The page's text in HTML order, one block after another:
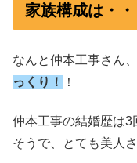
家族構成は・・
なんと仲本工事さん、
っくり！
！
仲本工事の結婚歴は
そうで、とても美人さ